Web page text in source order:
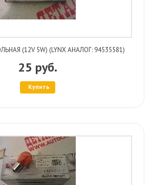
(12V 5W) (LYNX АНАЛОГ: 94535581)
25 руб.
Купить